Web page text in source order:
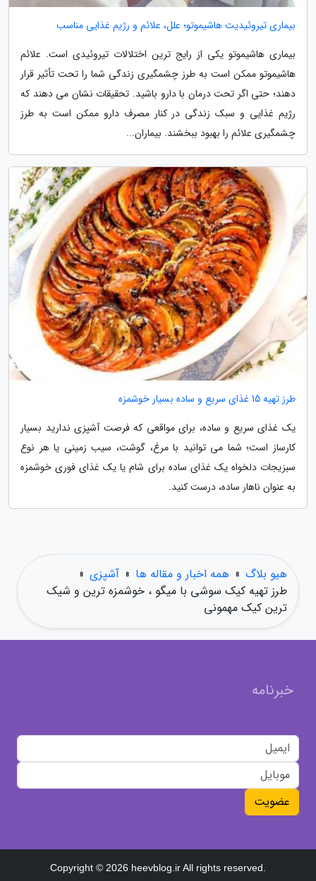
بیماری تیروئیدیت هاشیموتو؛ علل، علائم و رژیم غذایی مناسب
بیماری هاشیموتو یکی از رایج ترین اختلالات تیروئیدی است. علائم
هاشیموتو ممکن است به طرز چشمگیری زندگی شما را تحت تأثیر قرار
دهند؛ حتی اگر تحت درمان با دارو باشید. تحقیقات نشان می دهند که
رژیم غذایی و سبک زندگی در کنار مصرف دارو ممکن است به طرز
چشمگیری علائم را بهبود ببخشند. بیماران...
طرز تهیه 15 غذای سریع و ساده بسیار خوشمزه
یک غذای سریع و ساده، برای مواقعی که فرصت آشپزی ندارید بسیار
کارساز است؛ شما می توانید با مرغ، گوشت، سیب زمینی یا هر نوع
سبزیجات دلخواه یک غذای ساده برای شام یا یک غذای فوری خوشمزه
به عنوان ناهار ساده، درست کنید.
هیو بلاگ » همه اخبار و مقاله ها » آشپزی »
طرز تهیه کیک سوشی با میگو ، خوشمزه ترین و شیک
ترین کیک مهمونی
خبرنامه
عضویت
Copyright © 2026 heevblog.ir All rights reserved.